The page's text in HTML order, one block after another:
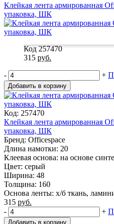
Клейкая лента армированная
упаковка, ШК
Код 257470
315 руб.
- +
Добавить в корзину
Код: 257470
Клейкая лента армированная
упаковка, ШК
Бренд: Officespace
Длина намотки: 20
Клеевая основа: на основе
Цвет: серый
Ширина: 48
Толщина: 160
Основа ленты: х/б ткань,
315 руб.
-
+
Добавить в корзину